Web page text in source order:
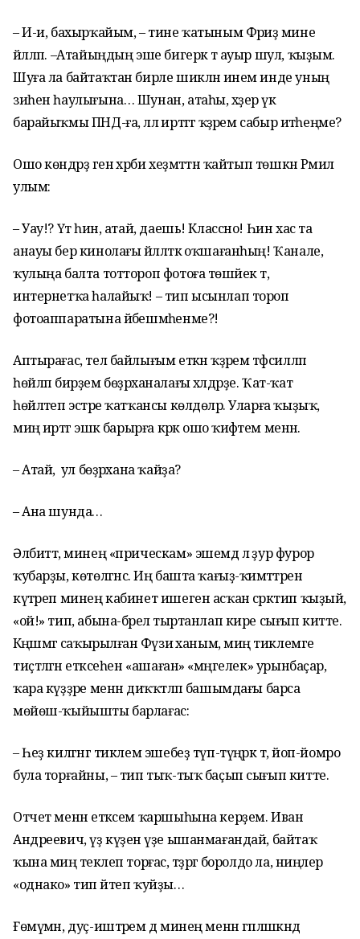
– И-и, бахырҡайым, – тине ҡатыным Фәриҙә мине
йәлләп. –Атайыңдың эше бигерәк тә ауыр шул, ҡыҙым.
Шуға ла байтаҡтан бирле шикләнә инем инде уның
зиһен һаулығына… Шунан, атаһы, хәҙер үк
барайыҡмы ПНД-ға, әллә иртәгәгә ҡәҙәрем сабыр итәһеңме?
Ошо көндәрҙә генә хәрби хеҙмәттән ҡайтып төшкән Рәмил
улым:
– Уау!? Үәт һин, атай, даешь! Классно! Һин хас та
анауы бер кинолағы йәлләткә оҡшағанһың! Ҡанале,
ҡулыңа балта тоттороп фотоға төшәйек тә,
интернетҡа һалайыҡ! – тип ысынлап тороп
фотоаппаратына йәбешмәһенме?!
Аптырағас, тел байлығым еткән ҡәҙәрем тәфсилләп
һөйләп бирҙем бөҙрәханалағы хәлдәрҙе. Ҡат-ҡат
һөйләтеп эстәре ҡатҡансы көлдөләр. Уларға ҡыҙыҡ, ә
миңә иртәгә эшкә барырға кәрәк ошо ҡиәфәтем менән.
– Атай, ә ул бөҙрәхана ҡайҙа?
– Ана шунда…
Әлбиттә, минең «прическам» эшемдә лә ҙур фурор
ҡубарҙы, көтөлгәнсә. Иң башта ҡағыҙ-ҡиәмәттәрен
күтәреп минең кабинет ишеген асҡан сәркәтип ҡыҙый,
«ой!» тип, абына-бәрелә тыртанлап кире сығып китте.
Кәңәшмәгә саҡырылған Фәүзиә ханым, миңә тиклемге
тиҫтәләгән етәксеһен «ашаған» «мәңгелек» урынбаҫар,
ҡара күҙҙәре менән диҡҡәтләп башымдағы барса
мөйөш-ҡыйышты барлағас:
– Һеҙ килгәнгә тиклем эшебеҙ түп-түңәрәк тә, йоп-йомро
була торғайны, – тип тыҡ-тыҡ баҫып сығып китте.
Отчет менән етәксем ҡаршыһына керҙем. Иван
Андреевич, үҙ күҙенә үҙе ышанмағандай, байтаҡ
ҡына миңә текәлеп торғас, тәҙрәгә боролдо ла, ниңәлер
«однако» тип әйтеп ҡуйҙы…
Ғөмүмән, дуҫ-иштәрем дә минең менән гәпләшкәндә